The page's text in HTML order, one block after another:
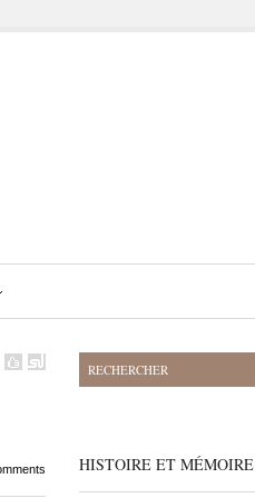
HISTOIRE ET MÉMOIRE